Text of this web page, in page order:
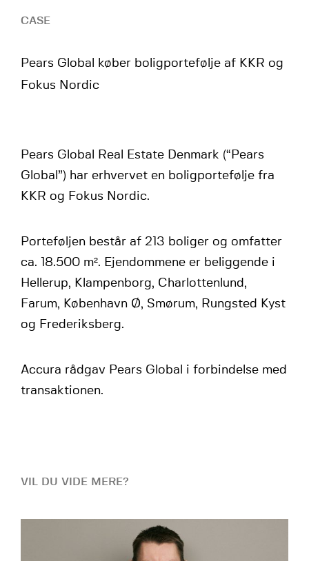
CASE
Pears Global køber boligportefølje af KKR og
Fokus Nordic
Pears Global Real Estate Denmark (“Pears
Global”) har erhvervet en boligportefølje fra
KKR og Fokus Nordic.
Porteføljen består af 213 boliger og omfatter
ca. 18.500 m². Ejendommene er beliggende i
Hellerup, Klampenborg, Charlottenlund,
Farum, København Ø, Smørum, Rungsted Kyst
og Frederiksberg.
Accura rådgav Pears Global i forbindelse med
transaktionen.
VIL DU VIDE MERE?